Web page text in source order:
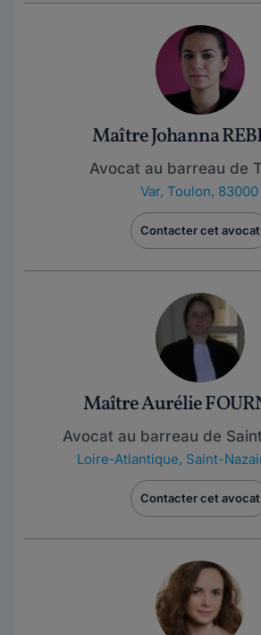
Maître Johanna
Avocat au barreau de
Var, Toulon, 83000
Contacter cet avocat
Maître Aurélie
Avocat au barreau de
Loire-Atlantique, Saint-
Contacter cet avocat